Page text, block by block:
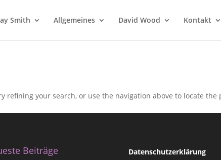
Smith Allgemeines David Wood Kontakt
refining your search, or use the navigation above to locate the
Beiträge
Datenschutzerklärung